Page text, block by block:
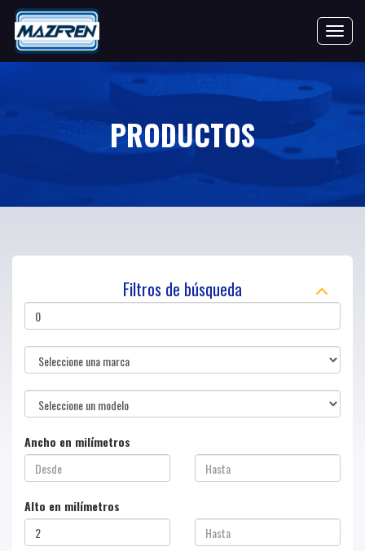
PRODUCTOS
Filtros de búsqueda
Ancho en milímetros
Alto en milímetros